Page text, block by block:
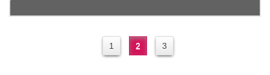
1 2 3